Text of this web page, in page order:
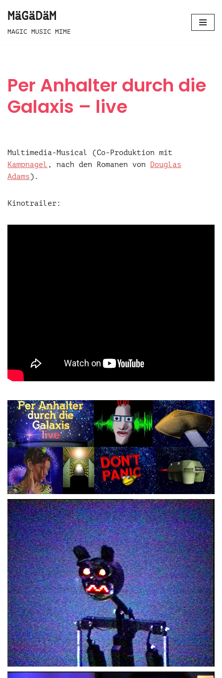
MäGäDäM
MAGIC MUSIC MIME
Per Anhalter durch die
Galaxis – live
Multimedia-Musical (Co-Produktion mit
Kampnagel , nach den Romanen von
Douglas
Adams).
Kinotrailer: